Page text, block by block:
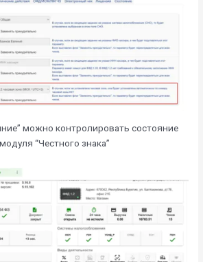
можно контролировать состояние
“Честного знака”